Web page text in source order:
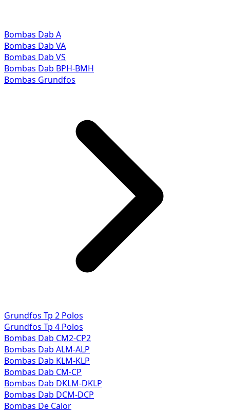
Bombas Dab A
Bombas Dab VA
Bombas Dab VS
Bombas Dab BPH-BMH
Bombas Grundfos
Grundfos Tp 2 Polos
Grundfos Tp 4 Polos
Bombas Dab CM2-CP2
Bombas Dab ALM-ALP
Bombas Dab KLM-KLP
Bombas Dab CM-CP
Bombas Dab DKLM-DKLP
Bombas Dab DCM-DCP
Bombas De Calor